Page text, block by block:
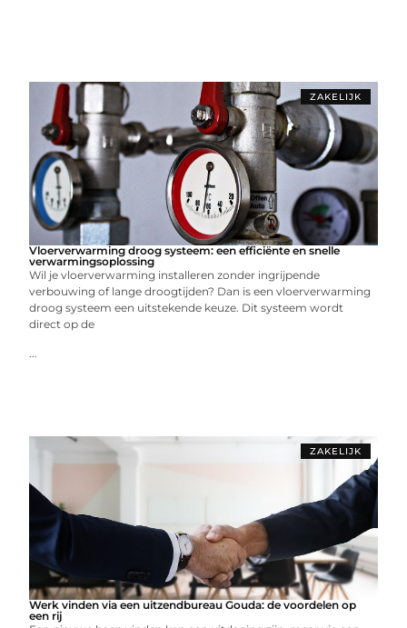
ZAKELIJK
Vloerverwarming droog systeem: een efficiënte en snelle
verwarmingsoplossing
Wil je vloerverwarming installeren zonder ingrijpende
verbouwing of lange droogtijden? Dan is een vloerverwarming
droog systeem een uitstekende keuze. Dit systeem wordt
direct op de
...
ZAKELIJK
Werk vinden via een uitzendbureau Gouda: de voordelen op
een rij